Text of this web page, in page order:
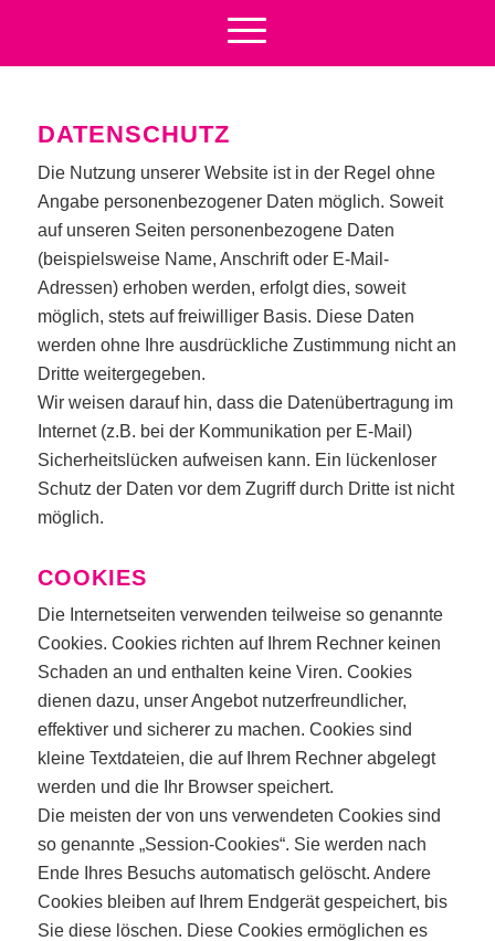
DATENSCHUTZ
Die Nutzung unserer Website ist in der Regel ohne
Angabe personenbezogener Daten möglich. Soweit
auf unseren Seiten personenbezogene Daten
(beispielsweise Name, Anschrift oder E-Mail-
Adressen) erhoben werden, erfolgt dies, soweit
möglich, stets auf freiwilliger Basis. Diese Daten
werden ohne Ihre ausdrückliche Zustimmung nicht an
Dritte weitergegeben.
Wir weisen darauf hin, dass die Datenübertragung im
Internet (z.B. bei der Kommunikation per E-Mail)
Sicherheitslücken aufweisen kann. Ein lückenloser
Schutz der Daten vor dem Zugriff durch Dritte ist nicht
möglich.
COOKIES
Die Internetseiten verwenden teilweise so genannte
Cookies. Cookies richten auf Ihrem Rechner keinen
Schaden an und enthalten keine Viren. Cookies
dienen dazu, unser Angebot nutzerfreundlicher,
effektiver und sicherer zu machen. Cookies sind
kleine Textdateien, die auf Ihrem Rechner abgelegt
werden und die Ihr Browser speichert.
Die meisten der von uns verwendeten Cookies sind
so genannte „Session-Cookies“. Sie werden nach
Ende Ihres Besuchs automatisch gelöscht. Andere
Cookies bleiben auf Ihrem Endgerät gespeichert, bis
Sie diese löschen. Diese Cookies ermöglichen es